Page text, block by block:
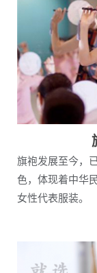
旗袍发展至今，
色，体现着中华
女性代表服装。